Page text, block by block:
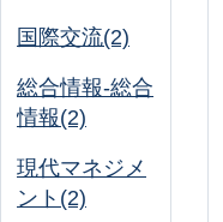
国際交流(2)
総合情報-総合
情報(2)
現代マネジメ
ント(2)